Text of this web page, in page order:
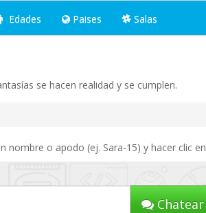
Edades Paises Salas
se hacen realidad y se cumplen.
nombre o apodo (ej. Sara-15) y hacer clic en
Chatear